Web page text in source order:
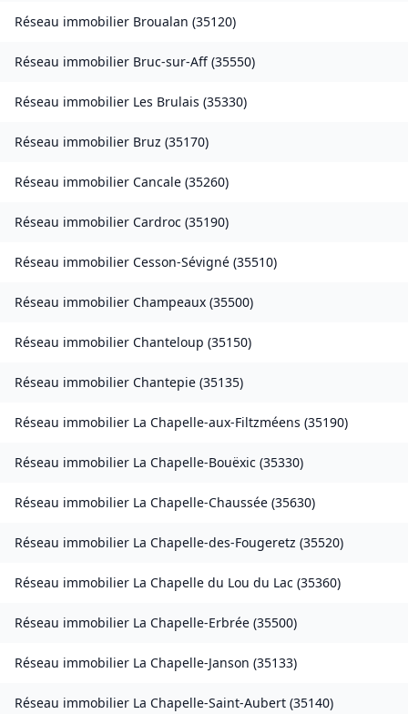
Réseau immobilier Broualan (35120)
Réseau immobilier Bruc-sur-Aff (35550)
Réseau immobilier Les Brulais (35330)
Réseau immobilier Bruz (35170)
Réseau immobilier Cancale (35260)
Réseau immobilier Cardroc (35190)
Réseau immobilier Cesson-Sévigné (35510)
Réseau immobilier Champeaux (35500)
Réseau immobilier Chanteloup (35150)
Réseau immobilier Chantepie (35135)
Réseau immobilier La Chapelle-aux-Filtzméens (35190)
Réseau immobilier La Chapelle-Bouëxic (35330)
Réseau immobilier La Chapelle-Chaussée (35630)
Réseau immobilier La Chapelle-des-Fougeretz (35520)
Réseau immobilier La Chapelle du Lou du Lac (35360)
Réseau immobilier La Chapelle-Erbrée (35500)
Réseau immobilier La Chapelle-Janson (35133)
Réseau immobilier La Chapelle-Saint-Aubert (35140)